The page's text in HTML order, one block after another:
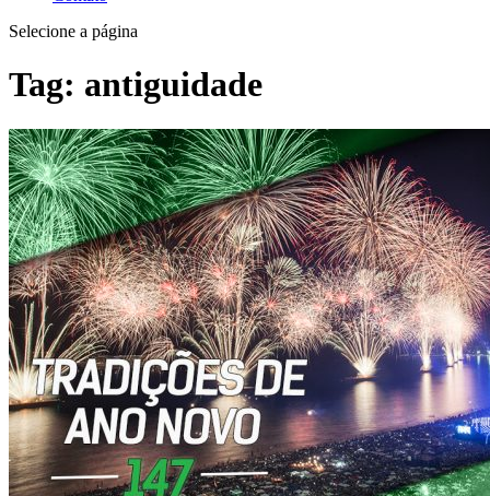
Selecione a página
Tag: antiguidade